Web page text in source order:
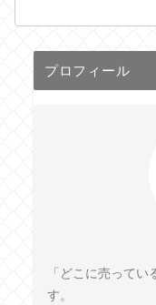
プロフィール
「どこに売って
す。